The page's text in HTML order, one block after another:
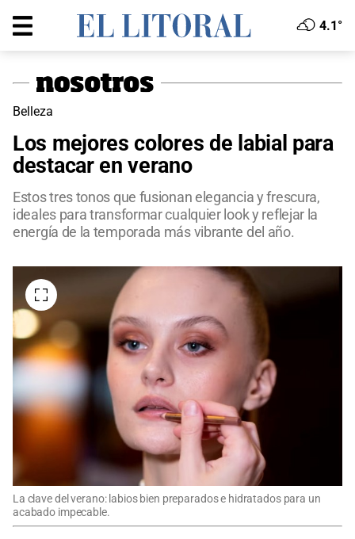
4.1°
Belleza
Los mejores colores de labial para
destacar en verano
Estos tres tonos que fusionan elegancia y frescura,
ideales para transformar cualquier look y reflejar la
energía de la temporada más vibrante del año.
La clave del verano: labios bien preparados e hidratados para un
acabado impecable.